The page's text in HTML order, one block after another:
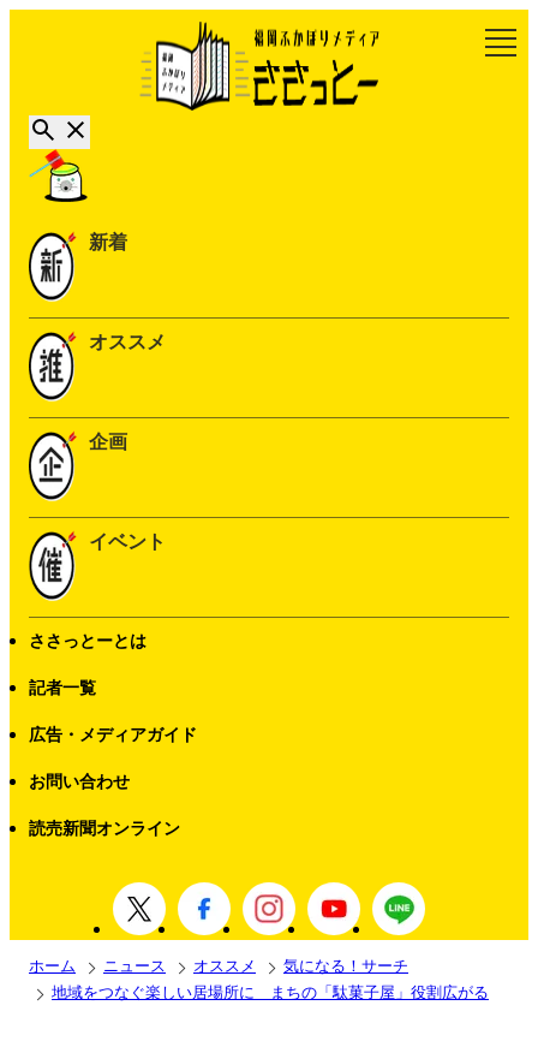
新着
オススメ
企画
イベント
ささっとーとは
記者一覧
広告・メディアガイド
お問い合わせ
読売新聞オンライン
ホーム ニュース オススメ
気になる！サーチ
地域をつなぐ楽しい居場所に まちの「駄菓子屋」役割広がる